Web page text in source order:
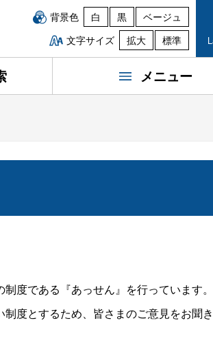
背景色 白 黒
ベージュ
文字サイズ
拡大 標準
メニュー
度である『あっせん』を行っています。
度とするため、皆さまのご意見をお聞